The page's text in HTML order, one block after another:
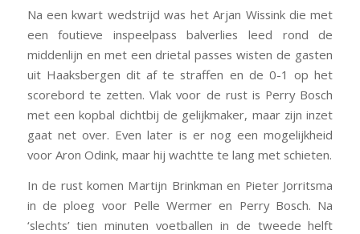
Na een kwart wedstrijd was het Arjan Wissink die met
een foutieve inspeelpass balverlies leed rond de
middenlijn en met een drietal passes wisten de gasten
uit Haaksbergen dit af te straffen en de 0-1 op het
scorebord te zetten. Vlak voor de rust is Perry Bosch
met een kopbal dichtbij de gelijkmaker, maar zijn inzet
gaat net over. Even later is er nog een mogelijkheid
voor Aron Odink, maar hij wachtte te lang met schieten.
In de rust komen Martijn Brinkman en Pieter Jorritsma
in de ploeg voor Pelle Wermer en Perry Bosch. Na
‘slechts’ tien minuten voetballen in de tweede helft